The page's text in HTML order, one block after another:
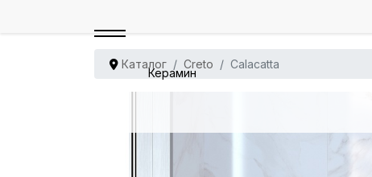
Керамин
Каталог Creto Calacatta